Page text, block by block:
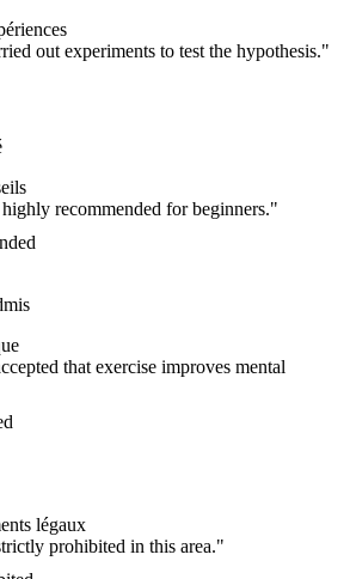
out experiments to test the hypothesis."
recommended for beginners."
that exercise improves mental
légaux
prohibited in this area."